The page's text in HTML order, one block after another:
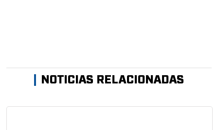
NOTICIAS RELACIONADAS